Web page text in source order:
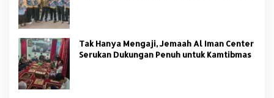
Tak Hanya Mengaji, Jemaah Al Iman Center
Serukan Dukungan Penuh untuk Kamtibmas